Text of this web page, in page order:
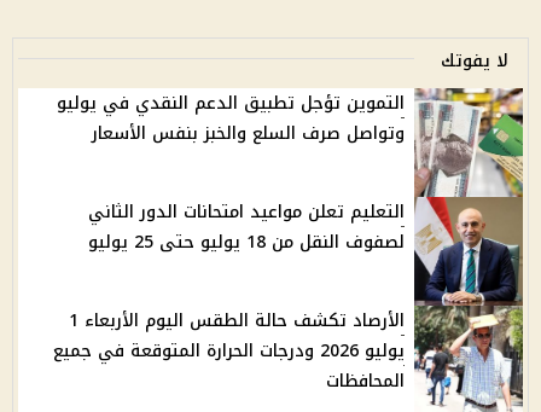
لا يفوتك
التموين تؤجل تطبيق الدعم النقدي في يوليو
وتواصل صرف السلع والخبز بنفس الأسعار
التعليم تعلن مواعيد امتحانات الدور الثاني
لصفوف النقل من 18 يوليو حتى 25 يوليو
الأرصاد تكشف حالة الطقس اليوم الأربعاء 1
يوليو 2026 ودرجات الحرارة المتوقعة في جميع
المحافظات